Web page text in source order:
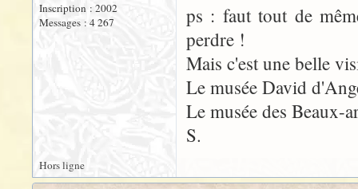
Inscription : 2002
Messages : 4 267
ps : faut tout de
perdre !
Mais c'est une belle
Le musée David
Le musée des Beaux-
S.
Hors ligne